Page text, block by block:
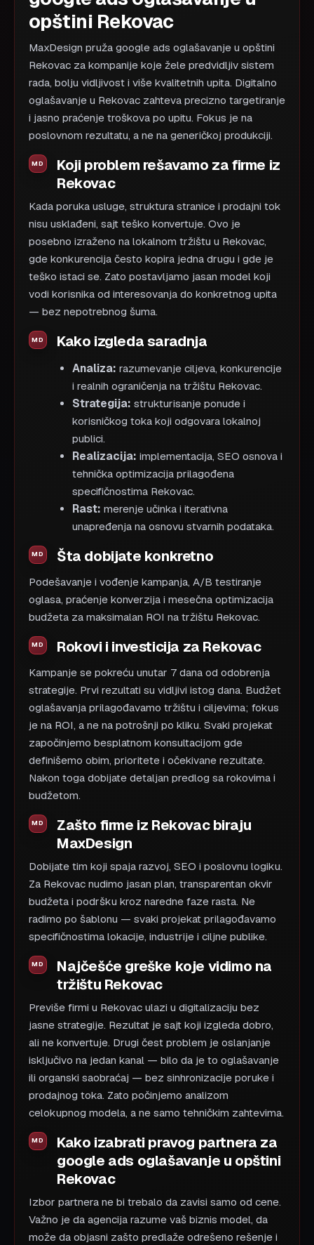
opštini Rekovac
MaxDesign pruža google ads oglašavanje u opštini
Rekovac za kompanije koje žele predvidljiv sistem
rada, bolju vidljivost i više kvalitetnih upita. Digitalno
oglašavanje u Rekovac zahteva precizno targetiranje
i jasno praćenje troškova po upitu. Fokus je na
poslovnom rezultatu, a ne na generičkoj produkciji.
Koji problem rešavamo za firme iz
Rekovac
Kada poruka usluge, struktura stranice i prodajni tok
nisu usklađeni, sajt teško konvertuje. Ovo je
posebno izraženo na lokalnom tržištu u Rekovac,
gde konkurencija često kopira jedna drugu i gde je
teško istaci se. Zato postavljamo jasan model koji
vodi korisnika od interesovanja do konkretnog upita
— bez nepotrebnog šuma.
Kako izgleda saradnja
Analiza: razumevanje ciljeva, konkurencije
i realnih ograničenja na tržištu Rekovac.
Strategija: strukturisanje ponude i
korisničkog toka koji odgovara lokalnoj
publici.
Realizacija: implementacija, SEO osnova i
tehnička optimizacija prilagođena
specifičnostima Rekovac.
Rast: merenje učinka i iterativna
unapređenja na osnovu stvarnih podataka.
Šta dobijate konkretno
Podešavanje i vođenje kampanja, A/B testiranje
oglasa, praćenje konverzija i mesečna optimizacija
budžeta za maksimalan ROI na tržištu Rekovac.
Rokovi i investicija za Rekovac
Kampanje se pokreću unutar 7 dana od odobrenja
strategije. Prvi rezultati su vidljivi istog dana. Budžet
oglašavanja prilagođavamo tržištu i ciljevima; fokus
je na ROI, a ne na potrošnji po kliku. Svaki projekat
započinjemo besplatnom konsultacijom gde
definišemo obim, prioritete i očekivane rezultate.
Nakon toga dobijate detaljan predlog sa rokovima i
budžetom.
Zašto firme iz Rekovac biraju
MaxDesign
Dobijate tim koji spaja razvoj, SEO i poslovnu logiku.
Za Rekovac nudimo jasan plan, transparentan okvir
budžeta i podršku kroz naredne faze rasta. Ne
radimo po šablonu — svaki projekat prilagođavamo
specifičnostima lokacije, industrije i ciljne publike.
Najčešće greške koje vidimo na
tržištu Rekovac
Previše firmi u Rekovac ulazi u digitalizaciju bez
jasne strategije. Rezultat je sajt koji izgleda dobro,
ali ne konvertuje. Drugi čest problem je oslanjanje
isključivo na jedan kanal — bilo da je to oglašavanje
ili organski saobraćaj — bez sinhronizacije poruke i
prodajnog toka. Zato počinjemo analizom
celokupnog modela, a ne samo tehničkim zahtevima.
Kako izabrati pravog partnera za
google ads oglašavanje u opštini
Rekovac
Izbor partnera ne bi trebalo da zavisi samo od cene.
Važno je da agencija razume vaš biznis model, da
može da objasni zašto predlaže odrešeno rešenje i